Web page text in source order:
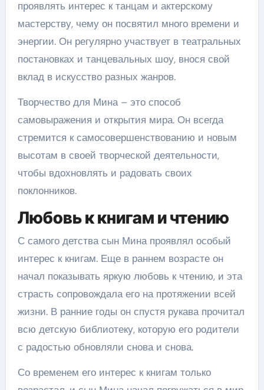
проявлять интерес к танцам и актерскому
мастерству, чему он посвятил много времени и
энергии. Он регулярно участвует в театральных
постановках и танцевальных шоу, внося свой
вклад в искусство разных жанров.
Творчество для Мина – это способ
самовыражения и открытия мира. Он всегда
стремится к самосовершенствованию и новым
высотам в своей творческой деятельности,
чтобы вдохновлять и радовать своих
поклонников.
Любовь к книгам и чтению
С самого детства сын Мина проявлял особый
интерес к книгам. Еще в раннем возрасте он
начал показывать яркую любовь к чтению, и эта
страсть сопровождала его на протяжении всей
жизни. В ранние годы он спустя рукава прочитал
всю детскую библиотеку, которую его родители
с радостью обновляли снова и снова.
Со временем его интерес к книгам только